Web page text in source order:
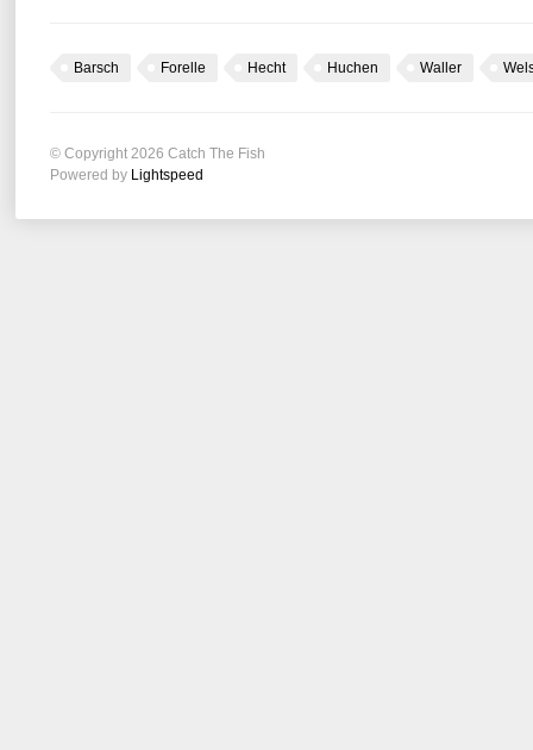
Barsch Forelle Hecht Huchen Waller
© Copyright 2026 Catch The Fish
Powered by Lightspeed